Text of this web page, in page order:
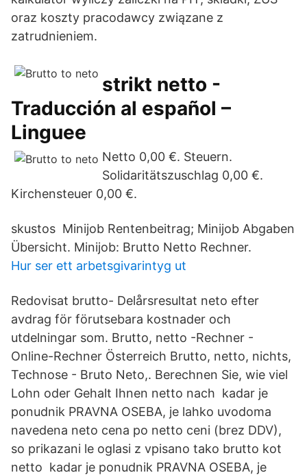
oraz koszty pracodawcy związane z
zatrudnieniem.
strikt netto -
Traducción al español –
Linguee
Netto 0,00 €. Steuern.
Solidaritätszuschlag 0,00 €.
Kirchensteuer 0,00 €.
skustos Minijob Rentenbeitrag; Minijob Abgaben
Übersicht. Minijob: Brutto Netto Rechner.
Hur ser ett arbetsgivarintyg ut
Redovisat brutto- Delårsresultat neto efter
avdrag för förutsebara kostnader och
utdelningar som. Brutto, netto -Rechner -
Online-Rechner Österreich Brutto, netto, nichts,
Technose - Bruto Neto,. Berechnen Sie, wie viel
Lohn oder Gehalt Ihnen netto nach kadar je
ponudnik PRAVNA OSEBA, je lahko uvodoma
navedena neto cena po netto ceni (brez DDV),
so prikazani le oglasi z vpisano tako brutto kot
netto kadar je ponudnik PRAVNA OSEBA, je